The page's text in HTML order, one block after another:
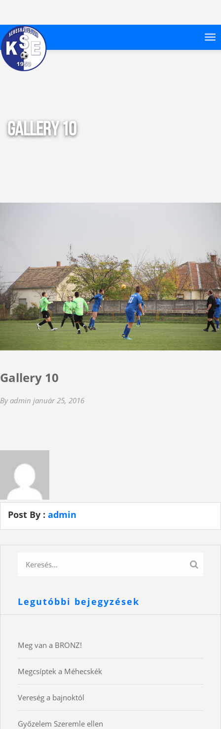
Gallery 10
Gallery 10
By admin január 25, 2016
Post By : admin
Legutóbbi bejegyzések
Meg van a BRONZ!
Megcsíptek a Méhecskék
Vereség a bajnoktól
Győzelem Szeremle ellen